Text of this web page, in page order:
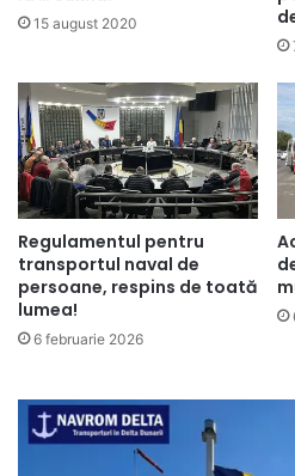
15 august 2020
Regulamentul pentru
transportul naval de
persoane, respins de toată
lumea!
6 februarie 2026